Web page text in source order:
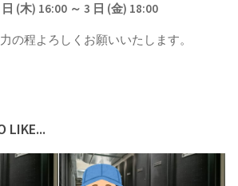
(木) 16:00 ～ 3 日 (金) 18:00
の程よろしくお願いいたします。
LIKE...